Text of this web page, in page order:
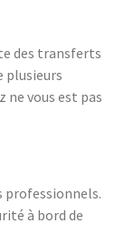
des transferts
plusieurs
ne vous est pas
professionnels.
à bord de